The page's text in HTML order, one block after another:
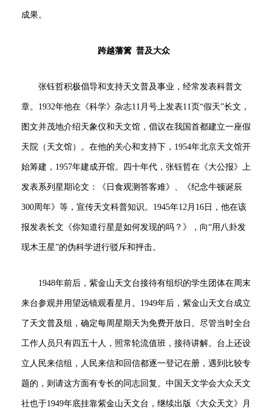
成果。
跨越藩篱 普及大众
张钰哲积极倡导和支持天文普及事业，经常发表科普文
章。1932年他在《科学》杂志11月号上发表11页“假天”长文，
图文并茂地介绍天象仪和天文馆，倡议在我国首都建立一座假
天院（天文馆）。在他的关心和支持下，1954年北京天文馆开
始筹建，1957年建成开馆。四十年代，张钰哲在《大公报》上
发表系列星期论文：《日食观测答客难》、《纪念牛顿诞辰
300周年》等，宣传天文科普知识。1945年12月16日，他在该
报发表长文《你知道行星是如何发现的吗？》，向“用八卦发
现木王星”的伪科学进行驳斥和抨击。
1948年前后，紫金山天文台接待有组织的学生团体在周末
来台参观并用望远镜观看星月。1949年后，紫金山天文台成立
了天文普及组，确定每周星期天为免费开放日。尽管当时全台
工作人员只有四五十人，照常轮流值班，接待讲解。台上还设
立人民来信组，人民来信和回信都逐一登记在册，遇到比较专
题的，则请这方面有专长的同志回复。中国天文学会大众天文
社也于1949年底挂靠紫金山天文台，继续出版《大众天文》月